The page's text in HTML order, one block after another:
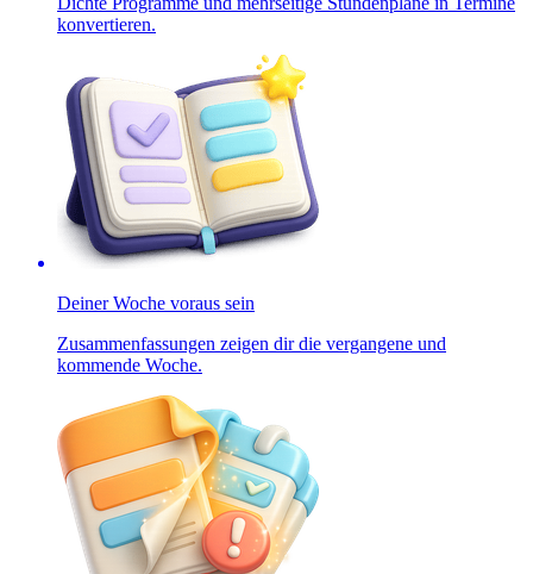
konvertieren.
Deiner Woche voraus sein
Zusammenfassungen zeigen dir die vergangene und
kommende Woche.